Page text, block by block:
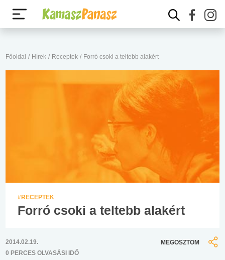
Főoldal / Hírek / Receptek / Forró csoki a teltebb alakért
#RECEPTEK
Forró csoki a teltebb alakért
2014.02.19.
0 PERCES OLVASÁSI IDŐ
MEGOSZTOM